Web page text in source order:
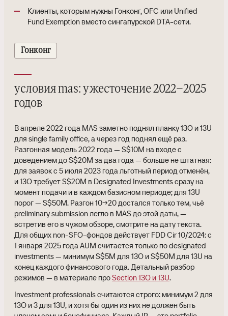
Клиенты, которым нужны Гонконг, OFC или Unified
Fund Exemption вместо сингапурской DTA-сети.
Гонконг
условия mas: ужесточение 2022–2025
годов
В апреле 2022 года MAS заметно поднял планку 13O и 13U
для single family office, а через год поднял ещё раз.
Разгонная модель 2022 года — S$10M на входе с
доведением до S$20M за два года — больше не штатная:
для заявок с 5 июля 2023 года льготный период отменён,
и 13O требует S$20M в Designated Investments сразу на
момент подачи и в каждом базисном периоде; для 13U
порог — S$50M. Разгон 10→20 достался только тем, чьё
preliminary submission легло в MAS до этой даты, —
встретив его в чужом обзоре, смотрите на дату текста.
Для общих non-SFO-фондов действует FDD Cir 10/2024: с
1 января 2025 года AUM считается только по designated
investments — минимум S$5M для 13O и S$50M для 13U на
конец каждого финансового года. Детальный разбор
режимов — в материале проSection 13O и 13U.
Investment professionals считаются строго: минимум 2 для
13O и 3 для 13U, и хотя бы один из них не должен быть